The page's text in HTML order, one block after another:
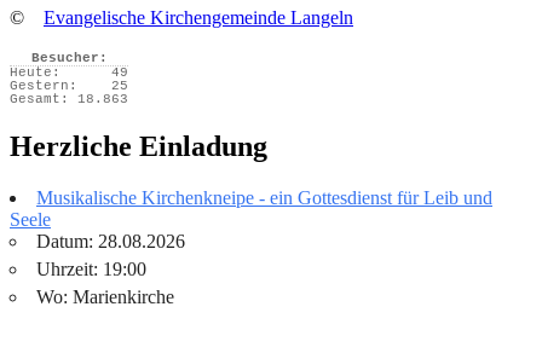
© Evangelische Kirchengemeinde Langeln
Besucher:
Heute:
49
Gestern:
25
Gesamt:
18.863
Herzliche Einladung
Musikalische Kirchenkneipe - ein Gottesdienst für Leib und
Seele
Datum: 28.08.2026
Uhrzeit: 19:00
Wo: Marienkirche